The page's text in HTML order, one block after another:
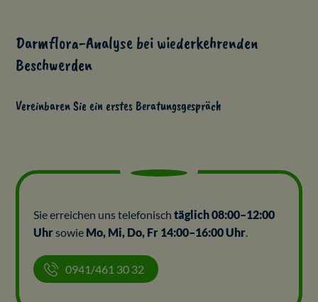
Darmflora-Analyse bei wiederkehrenden
Beschwerden
Vereinbaren Sie ein erstes Beratungsgespräch
Sie erreichen uns telefonischtäglich 08:00–12:00
Uhrsowie Mo, Mi, Do, Fr 14:00–16:00 Uhr.
0941/461 30 32